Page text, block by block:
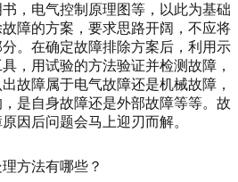
，电气控制原理图等，以此为基础
障的方案，要求思路开阔，不应将
。在确定故障排除方案后，利用示
，用试验的方法验证并检测故障，
故障属于电气故障还是机械故障，
是自身故障还是外部故障等等。故
因后问题会马上迎刃而解。
方法有哪些？